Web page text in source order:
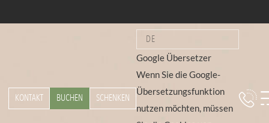
KONTAKT BUCHEN SCHENKEN
DE
Google Übersetzer
Wenn Sie die Google-
Übersetzungsfunktion
nutzen möchten, müssen